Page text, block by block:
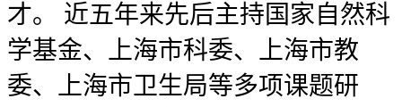
才。 近五年来先后主持国家自然科
学基金、上海市科委、上海市教
委、上海市卫生局等多项课题研